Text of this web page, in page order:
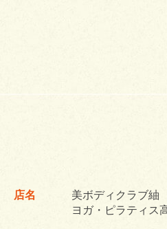
店名
美ボディクラブ紬
ヨガ・ピラティス